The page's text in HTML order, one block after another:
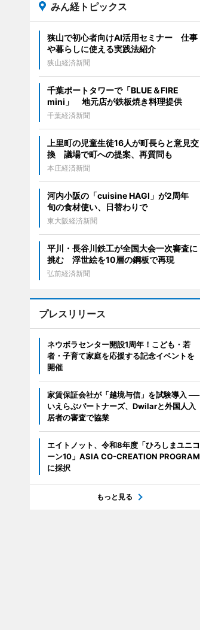
みん経トピックス
狭山で初心者向けAI活用セミナー 仕事
や暮らしに使える実践法紹介
狭山経済新聞
千葉ポートタワーで「BLUE＆FIRE
mini」 地元店が鉄板焼き料理提供
千葉経済新聞
上里町の児童生徒16人が町長らと意見交
換 議場で町への提案、再質問も
本庄経済新聞
河内小阪の「cuisine HAGI」が2周年
旬の食材使い、日替わりで
東大阪経済新聞
平川・長谷川鉄工が全国大会一次審査に
挑む 浮世絵を10層の鋼板で再現
弘前経済新聞
プレスリリース
ネウボラセンター開設1周年！こども・若
者・子育て家庭を応援する記念イベントを
開催
家賃保証会社が「越境与信」を試験導入 ──
いえらぶパートナーズ、Dwilarと外国人入
居者の審査で協業
エイトノット、令和8年度「ひろしまユニコ
ーン10」ASIA CO-CREATION PROGRAM
に採択
もっと見る